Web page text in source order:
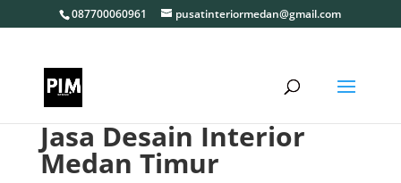
087700060961 pusatinteriormedan@gmail.com
Jasa Desain Interior
Medan Timur